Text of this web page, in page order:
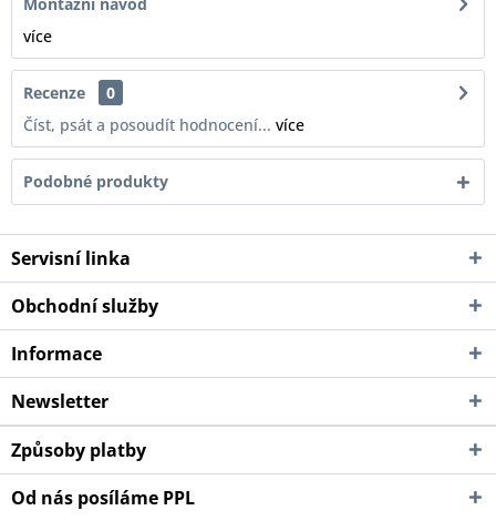
více
Recenze
0
Číst, psát a posoudít hodnocení... více
Podobné produkty
Servisní linka
Obchodní služby
Informace
Newsletter
Způsoby platby
Od nás posíláme PPL